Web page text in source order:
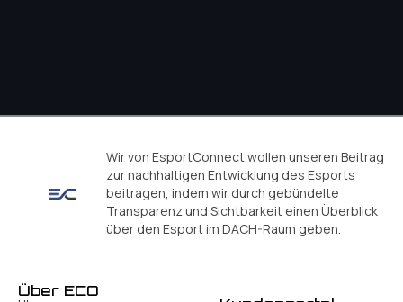
Wir von EsportConnect wollen unseren Beitrag
zur nachhaltigen Entwicklung des Esports
beitragen, indem wir durch gebündelte
Transparenz und Sichtbarkeit einen Überblick
über den Esport im DACH-Raum geben.
Über ECO